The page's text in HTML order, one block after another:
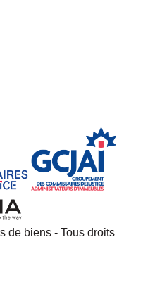
de biens - Tous droits